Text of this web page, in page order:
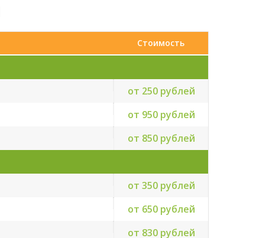
Стоимость
от 250 рублей
от 950 рублей
от 850 рублей
от 350 рублей
от 650 рублей
от 830 рублей